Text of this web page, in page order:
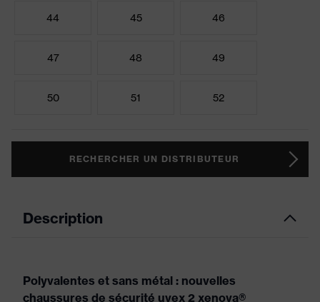
44 45 46
47 48 49
50 51 52
RECHERCHER UN DISTRIBUTEUR
Description
Polyvalentes et sans métal : nouvelles
chaussures de sécurité uvex 2 xenova®